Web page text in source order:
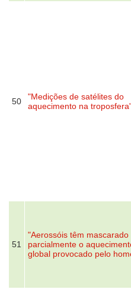
50
"Medições de satélites do
aquecimento na
51
"Aerossóis têm mascarado
parcialmente o
global provocado pelo